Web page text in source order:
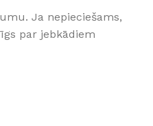
Ja nepieciešams,
par jebkādiem